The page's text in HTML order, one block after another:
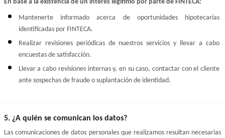
En base a la existencia de un interés legítimo por parte de FINTECA:
Mantenerte informado acerca de oportunidades hipotecarias
identificadas por FINTECA.
Realizar revisiones periódicas de nuestros servicios y llevar a cabo
encuestas de satisfacción.
Llevar a cabo revisiones internas y, en su caso, contactar con el cliente
ante sospechas de fraude o suplantación de identidad.
5. ¿A quién se comunican los datos?
Las comunicaciones de datos personales que realizamos resultan necesarias